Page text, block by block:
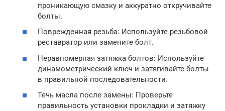
проникающую смазку и аккуратно откручивайте
болты.
Поврежденная резьба: Используйте резьбовой
реставратор или замените болт.
Неравномерная затяжка болтов: Используйте
динамометрический ключ и затягивайте болты
в правильной последовательности.
Течь масла после замены: Проверьте
правильность установки прокладки и затяжку